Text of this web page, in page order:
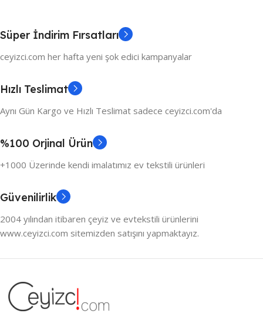
Süper İndirim Fırsatları
ceyizci.com her hafta yeni şok edici kampanyalar
Hızlı Teslimat
Aynı Gün Kargo ve Hızlı Teslimat sadece ceyizci.com'da
%100 Orjinal Ürün
+1000 Üzerinde kendi imalatımız ev tekstili ürünleri
Güvenilirlik
2004 yılından itibaren çeyiz ve evtekstili ürünlerini
www.ceyizci.com sitemizden satışını yapmaktayız.